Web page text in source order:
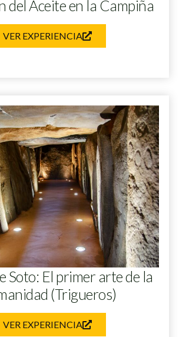
del Aceite en la Campiña
VER EXPERIENCIA
Soto: El primer arte de la
(Trigueros)
VER EXPERIENCIA